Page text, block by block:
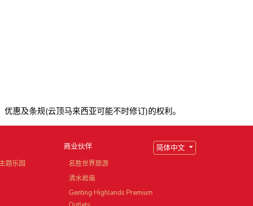
惠及条规(云顶马来西亚可能不时修订)的权利。
题乐园
商业伙伴
名胜世界旅游
清水岩庙
Genting Highlands Premium
简体中文